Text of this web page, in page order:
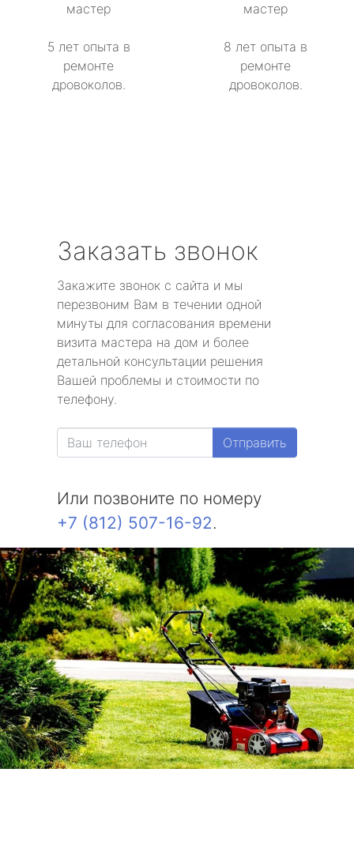
мастер
5 лет опыта в
ремонте
дровоколов.
мастер
8 лет опыта в
ремонте
дровоколов.
Заказать звонок
Закажите звонок с сайта и мы
перезвоним Вам в течении одной
минуты для согласования времени
визита мастера на дом и более
детальной консультации решения
Вашей проблемы и стоимости по
телефону.
Отправить
Или позвоните по номеру
+7 (812) 507-16-92.